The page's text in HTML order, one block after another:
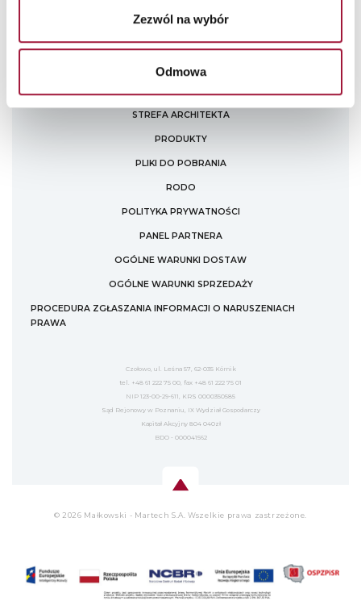
Zezwól na wybór
Odmowa
STREFA ARCHITEKTA
PRODUKTY
PLIKI DO POBRANIA
RODO
POLITYKA PRYWATNOŚCI
PANEL PARTNERA
OGÓLNE WARUNKI DOSTAW
OGÓLNE WARUNKI SPRZEDAŻY
PROCEDURA ZGŁASZANIA INFORMACJI O NARUSZENIACH
PRAWA
Czołowo, ul. Leśna 57, 62-035 Kórnik
tel. +48 61 222 75 00, fax +48 61 222 75 01
NIP 123-00-29-611, KRS 0000350585
Sąd Rejonowy w Poznaniu, IX Wydział Gospodarczy
Kapitał Akcyjny 804 040zł
BDO - 000041562
© 2026 Małkowski - Martech S.A. Wszelkie prawa zastrzeżone.